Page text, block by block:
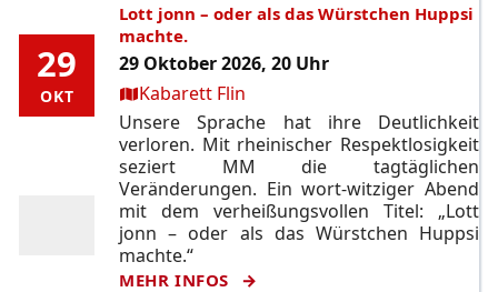
29
OKT
29
OKT
Lott jonn – oder als das Würstchen Huppsi
machte.
29 Oktober 2026, 20 Uhr
Ort:Kabarett Flin
Unsere Sprache hat ihre Deutlichkeit
verloren. Mit rheinischer Respektlosigkeit
seziert MM die tagtäglichen
Veränderungen. Ein wort-witziger Abend
mit dem verheißungsvollen Titel: „Lott
jonn – oder als das Würstchen Huppsi
machte.“
MEHR INFOS